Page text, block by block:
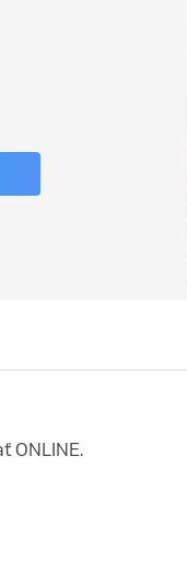
ONLINE.